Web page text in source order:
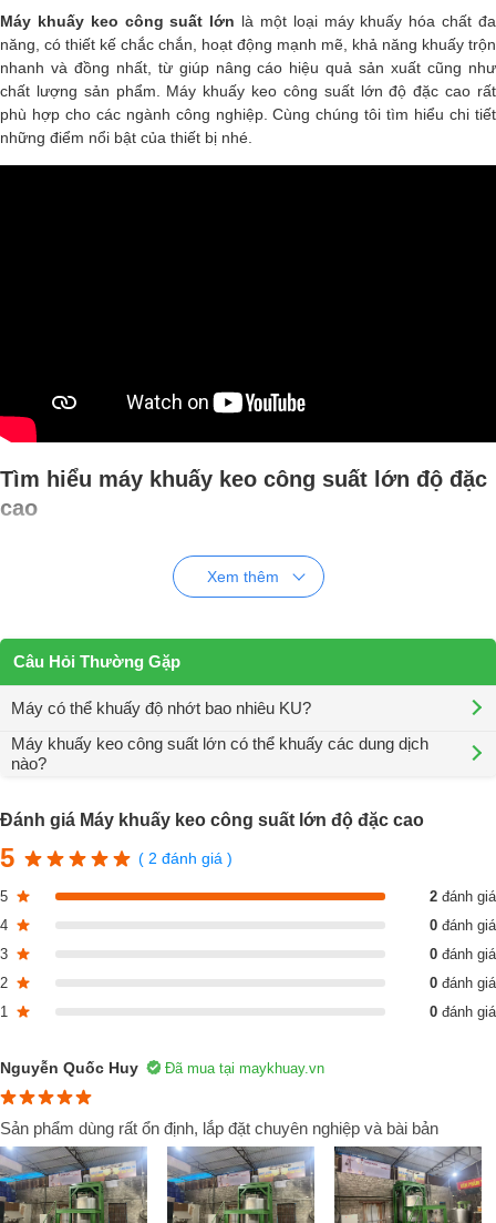
Máy khuấy keo công suất lớn là một loại máy khuấy hóa chất đa
năng, có thiết kế chắc chắn, hoạt động mạnh mẽ, khả năng khuấy trộn
nhanh và đồng nhất, từ giúp nâng cáo hiệu quả sản xuất cũng như
chất lượng sản phẩm. Máy khuấy keo công suất lớn độ đặc cao rất
phù hợp cho các ngành công nghiệp. Cùng chúng tôi tìm hiểu chi tiết
những điểm nổi bật của thiết bị nhé.
Tìm hiểu máy khuấy keo công suất lớn độ đặc
cao
mịn những vật liệu có trong công thức sơn như bột độn, kết dính, dung
môi... vừa đảm nhận vai trò gia nhiệt.Máy khuấy keo công suất lớn độ
Cấu tạo máy khuấy keo công suất lớn
Là bộ phận chịu lực chung của máy, khung được gia
công theo bản vẽ, sử dụng thép I250 thương hiệu posco, được thiết kế
độ cao.
Động cơ khuấy:
động cơ 45kw/380v/50hz công suất lớn, đảm bảo độ ổn định khi hoạt
động ở mọi dải tốc độ khuấy
Bồn khuấy:Bồn khuấy được thiết kế với 3 lớp cơ bản, lớp trong cùng
chứa vật liệu khuấy và chứa trục khuấy - cánh khuấy, lớp giữa chứa
Xem thêm
Câu Hỏi Thường Gặp
Máy có thể khuấy độ nhớt bao nhiêu KU?
Máy khuấy keo công suất lớn có thể khuấy các dung dịch
nào?
Đánh giá Máy khuấy keo công suất lớn độ đặc cao
5 ( 2 đánh giá )
5 2 đánh giá
4
0 đánh giá
3
0 đánh giá
2
0 đánh giá
1
0 đánh giá
Nguyễn Quốc Huy Đã mua tại maykhuay.vn
Sản phẩm dùng rất ổn định, lắp đặt chuyên nghiệp và bài bản